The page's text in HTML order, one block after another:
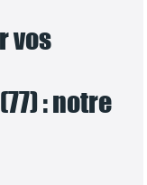
vos
: notre